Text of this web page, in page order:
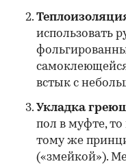
использовать
встык с
Укладка
пол в муфте,
тому же
(«змейкой»).